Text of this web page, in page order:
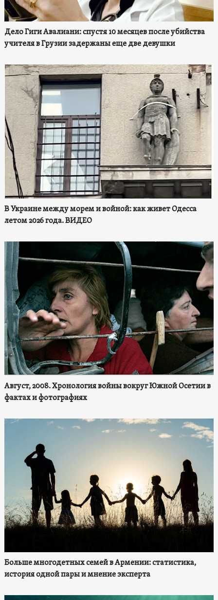
Дело Гиги Авалиани: спустя 10 месяцев после убийства
учителя в Грузии задержаны еще две девушки
В Украине между морем и войной: как живет Одесса
летом 2026 года. ВИДЕО
Август, 2008. Хронология войны вокруг Южной Осетии в
фактах и фотографиях
Больше многодетных семей в Армении: статистика,
история одной пары и мнение эксперта